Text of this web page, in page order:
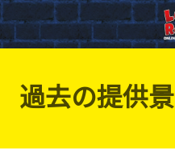
過去の提供